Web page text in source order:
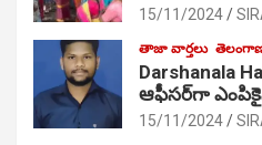
15/11/2024
తాజా వార్తలు
Darshanala
ఆఫీసర్‌గా
15/11/2024